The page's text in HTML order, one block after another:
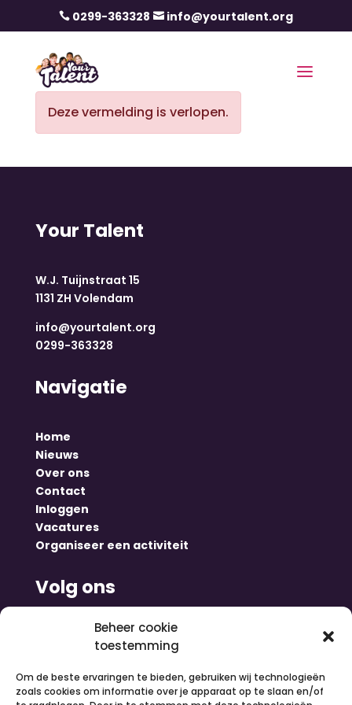
Beheer cookie
toestemming
Om de beste ervaringen te bieden, gebruiken wij technologieën
zoals cookies om informatie over je apparaat op te slaan en/of
 0299-363328  info@yourtalent.org
Deze vermelding is verlopen.
Your Talent
W.J. Tuijnstraat 15
1131 ZH Volendam
info@yourtalent.org
0299-363328
Navigatie
Home
Nieuws
Over ons
Contact
Inloggen
Vacatures
Organiseer een activiteit
Volg ons